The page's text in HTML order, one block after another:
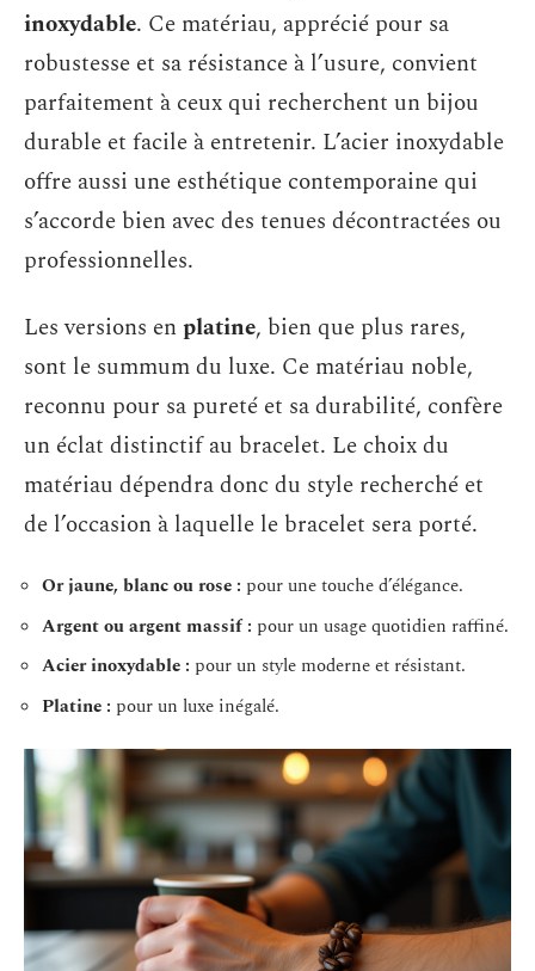
inoxydable. Ce matériau, apprécié pour sa
robustesse et sa résistance à l’usure, convient
parfaitement à ceux qui recherchent un bijou
durable et facile à entretenir. L’acier inoxydable
offre aussi une esthétique contemporaine qui
s’accorde bien avec des tenues décontractées ou
professionnelles.
Les versions enplatine, bien que plus rares,
sont le summum du luxe. Ce matériau noble,
reconnu pour sa pureté et sa durabilité, confère
un éclat distinctif au bracelet. Le choix du
matériau dépendra donc du style recherché et
de l’occasion à laquelle le bracelet sera porté.
Or jaune, blanc ou rose : pour une touche d’élégance.
Argent ou argent massif : pour un usage quotidien raffiné.
Acier inoxydable : pour un style moderne et résistant.
Platine : pour un luxe inégalé.